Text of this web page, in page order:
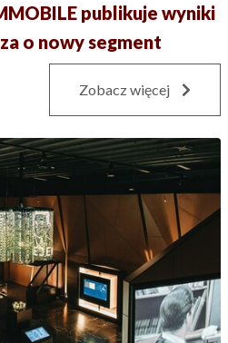
publikuje wyniki
o nowy segment
Zobacz więcej